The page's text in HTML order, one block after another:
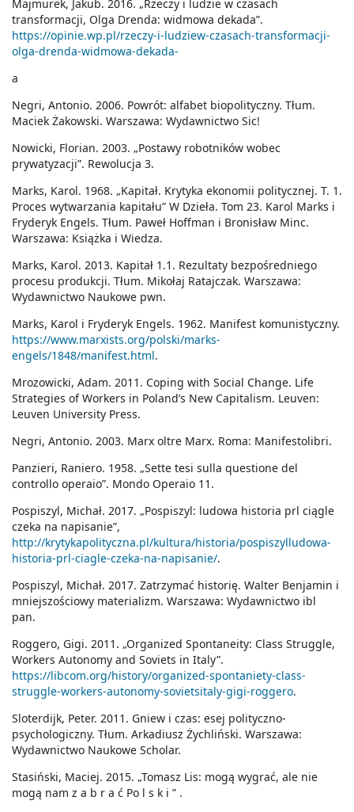
Majmurek, Jakub. 2016. „Rzeczy i ludzie w czasach
transformacji, Olga Drenda: widmowa dekada”.
https://opinie.wp.pl/rzeczy-i-ludziew-czasach-transformacji-
olga-drenda-widmowa-dekada-
a
Negri, Antonio. 2006. Powrót: alfabet biopolityczny. Tłum.
Maciek Żakowski. Warszawa: Wydawnictwo Sic!
Nowicki, Florian. 2003. „Postawy robotników wobec
prywatyzacji”. Rewolucja 3.
Marks, Karol. 1968. „Kapitał. Krytyka ekonomii politycznej. T. 1.
Proces wytwarzania kapitału” W Dzieła. Tom 23. Karol Marks i
Fryderyk Engels. Tłum. Paweł Hoffman i Bronisław Minc.
Warszawa: Książka i Wiedza.
Marks, Karol. 2013. Kapitał 1.1. Rezultaty bezpośredniego
procesu produkcji. Tłum. Mikołaj Ratajczak. Warszawa:
Wydawnictwo Naukowe pwn.
Marks, Karol i Fryderyk Engels. 1962. Manifest komunistyczny.
https://www.marxists.org/polski/marks-
engels/1848/manifest.html.
Mrozowicki, Adam. 2011. Coping with Social Change. Life
Strategies of Workers in Poland’s New Capitalism. Leuven:
Leuven University Press.
Negri, Antonio. 2003. Marx oltre Marx. Roma: Manifestolibri.
Panzieri, Raniero. 1958. „Sette tesi sulla questione del
controllo operaio”. Mondo Operaio 11.
Pospiszyl, Michał. 2017. „Pospiszyl: ludowa historia prl ciągle
czeka na napisanie”,
http://krytykapolityczna.pl/kultura/historia/pospiszylludowa-
historia-prl-ciagle-czeka-na-napisanie/.
Pospiszyl, Michał. 2017. Zatrzymać historię. Walter Benjamin i
mniejszościowy materializm. Warszawa: Wydawnictwo ibl
pan.
Roggero, Gigi. 2011. „Organized Spontaneity: Class Struggle,
Workers Autonomy and Soviets in Italy”.
https://libcom.org/history/organized-spontaniety-class-
struggle-workers-autonomy-sovietsitaly-gigi-roggero.
Sloterdijk, Peter. 2011. Gniew i czas: esej polityczno-
psychologiczny. Tłum. Arkadiusz Żychliński. Warszawa:
Wydawnictwo Naukowe Scholar.
Stasiński, Maciej. 2015. „Tomasz Lis: mogą wygrać, ale nie
mogą nam z a b r a ć Po l s k i ” .